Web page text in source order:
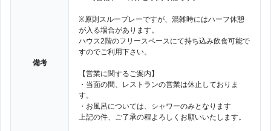
備考
※原則スループレーですが、混雑時にはハーフ休憩
が入る場合があります。
ハウス2階のフリースペースにて持ち込み飲食可能で
すのでご利用下さい。
【営業に関するご案内】
・当面の間、レストランの営業は休止しておりま
す。
・お風呂については、シャワーのみとなります
上記の件、ご了承の程よろしくお願いいたします。